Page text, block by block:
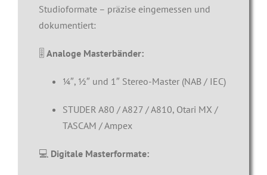
Studioformate – präzise eingemessen und
dokumentiert:
🎚️ Analoge Masterbänder:
¼″, ½″ und 1″ Stereo-Master (NAB / IEC)
STUDER A80 / A827 / A810, Otari MX /
TASCAM / Ampex
💻 Digitale Masterformate: